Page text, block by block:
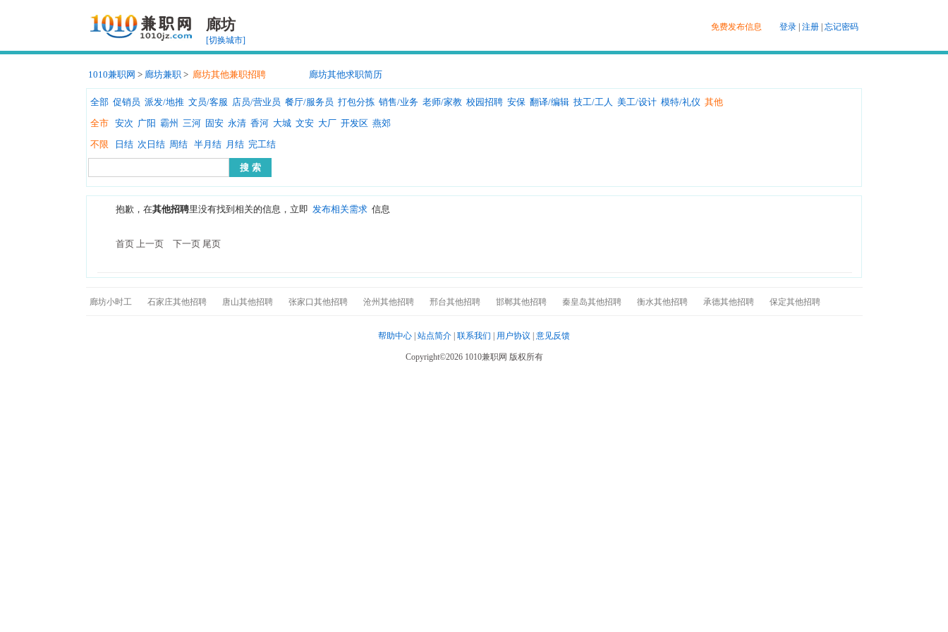
廊坊
[切换城市]
免费发布信息 登录| 注册| 忘记密码
1010兼职网 > 廊坊兼职 > 廊坊其他兼职招聘 廊坊其他求职简历
全部 促销员 派发/地推 文员/客服 店员/营业员 餐厅/服务员 打包分拣 销售/业务 老师/家教 校园招聘 安保 翻译/编辑 技工/工人 美工/设计 模特/礼仪 其他
全市
安次 广阳 霸州 三河 固安 永清 香河 大城 文安 大厂 开发区 燕郊
不限
日结 次日结 周结 半月结 月结 完工结
抱歉，在其他招聘里没有找到相关的信息，立即 发布相关需求 信息
首页 上一页 下一页 尾页
廊坊小时工 石家庄其他招聘 唐山其他招聘 张家口其他招聘 沧州其他招聘 邢台其他招聘 邯郸其他招聘 秦皇岛其他招聘 衡水其他招聘 承德其他招聘 保定其他招聘
帮助中心 站点简介 联系我们 用户协议 意见反馈
Copyright©2026 1010兼职网 版权所有